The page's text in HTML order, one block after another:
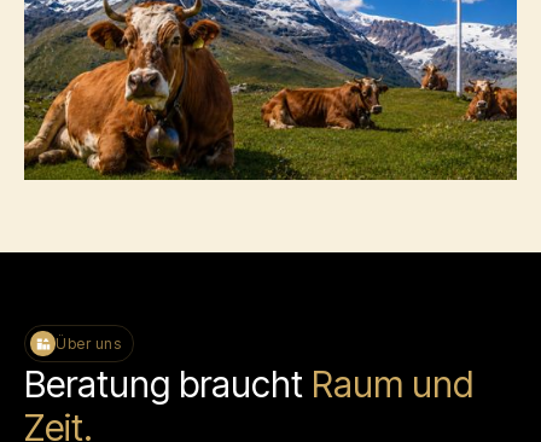
Über uns
Beratung braucht Raum und
Zeit.